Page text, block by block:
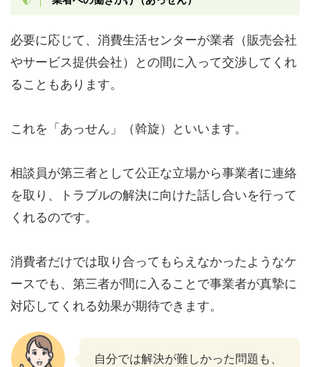
必要に応じて、消費生活センターが業者（販売会社
やサービス提供会社）との間に入って交渉してくれ
ることもあります。
これを「あっせん」（斡旋）といいます。
相談員が第三者として公正な立場から事業者に連絡
を取り、トラブルの解決に向けた話し合いを行って
くれるのです。
消費者だけでは取り合ってもらえなかったようなケ
ースでも、第三者が間に入ることで事業者が真摯に
対応してくれる効果が期待できます。
自分では解決が難しかった問題も、